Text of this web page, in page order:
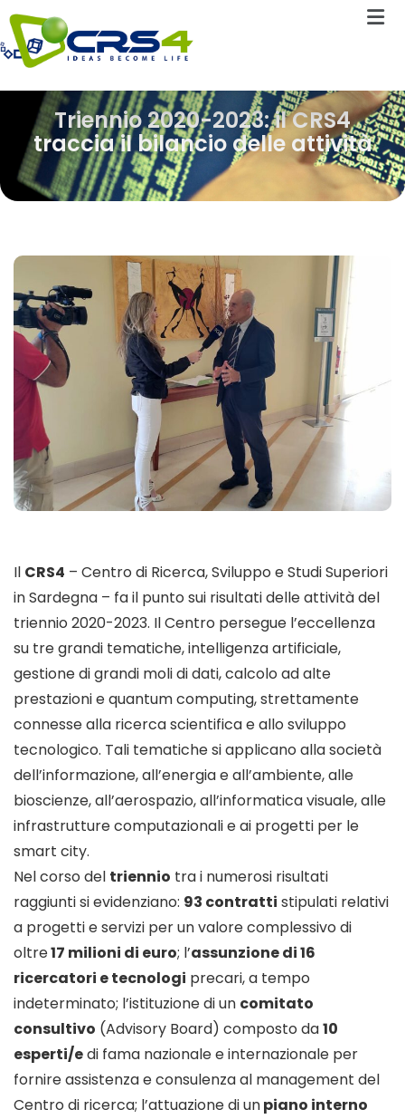
Triennio 2020-2023: il CRS4
traccia il bilancio delle attività
Il CRS4 – Centro di Ricerca, Sviluppo e Studi Superiori
in Sardegna – fa il punto sui risultati delle attività del
triennio 2020-2023. Il Centro persegue l’eccellenza
su tre grandi tematiche, intelligenza artificiale,
gestione di grandi moli di dati, calcolo ad alte
prestazioni e quantum computing, strettamente
connesse alla ricerca scientifica e allo sviluppo
tecnologico. Tali tematiche si applicano alla società
dell’informazione, all’energia e all’ambiente, alle
bioscienze, all’aerospazio, all’informatica visuale, alle
infrastrutture computazionali e ai progetti per le
smart city.
Nel corso del triennio tra i numerosi risultati
raggiunti si evidenziano: 93 contratti stipulati relativi
a progetti e servizi per un valore complessivo di
oltre17 milioni di euro; l’assunzione di 16
ricercatori e tecnologi precari, a tempo
indeterminato; l’istituzione di un comitato
consultivo (Advisory Board) composto da10
esperti/edi fama nazionale e internazionale per
fornire assistenza e consulenza al management del
Centro di ricerca; l’attuazione di unpiano interno